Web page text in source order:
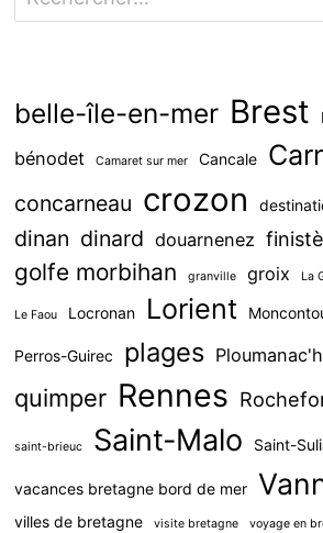
belle-île-en-mer Brest
bénodet Camaret sur mer Cancale
concarneau crozon
dinan dinard douarnenez
golfe morbihan granville groix La
Le Faou Locronan Lorient
Perros-Guirec plages Ploumanac'h
quimper Rennes
saint-brieuc Saint-Malo Saint-
vacances bretagne bord de mer
villes de bretagne visite bretagne voyage en